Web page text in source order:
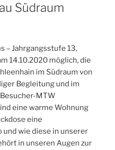
Südraum
– Jahrgangsstufe 13,
14.10.2020 möglich, die
im Südraum von
Begleitung und im
MTW
eine warme Wohnung
eine
wie diese in unserer
in unseren Augen zur